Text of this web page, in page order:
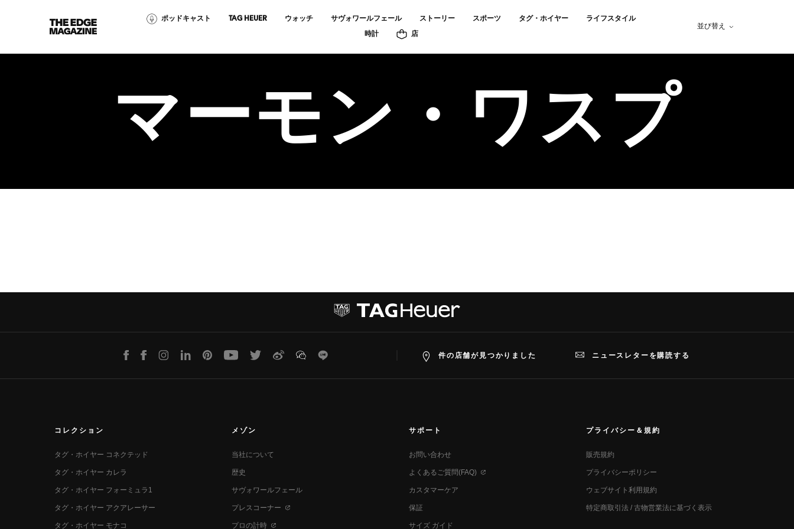
The
Edge
Magazine
ポッドキャスト TAG HEUER ウォッチ サヴォワールフェール ストーリー スポーツ タグ・ホイヤー ライフスタイル
時計 店
並び替え
マーモン・ワスプ
LINE FacebookInstagramLinkedInPinterest YoutubeTwitter WeiboWeChatLine 件の店舗が見つかりました ニュースレターを購読する
コレクション
タグ・ホイヤー コネクテッド
タグ・ホイヤー カレラ
タグ・ホイヤー フォーミュラ1
タグ・ホイヤー アクアレーサー
タグ・ホイヤー モナコ
メゾン
当社について
歴史
サヴォワールフェール
プレスコーナー
プロの計時
サポート
お問い合わせ
よくあるご質問(FAQ)
カスタマーケア
保証
サイズ ガイド
プライバシー＆規約
販売規約
プライバシーポリシー
ウェブサイト利用規約
特定商取引法 / 古物営業法に基づく表示